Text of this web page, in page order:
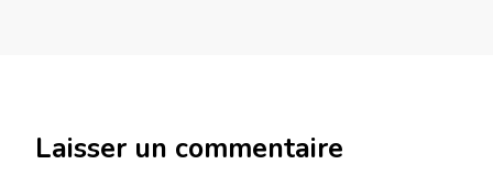
Laisser un commentaire